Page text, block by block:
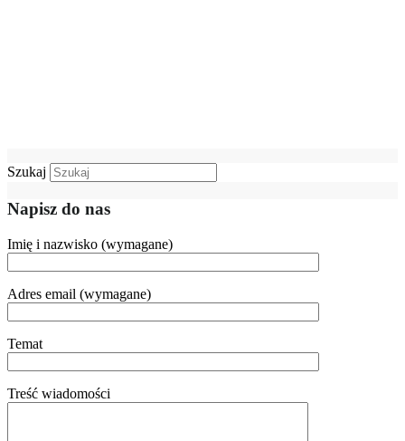
Szukaj
Napisz do nas
Imię i nazwisko (wymagane)
Adres email (wymagane)
Temat
Treść wiadomości